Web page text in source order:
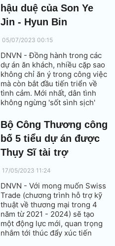
hậu duệ của Son Ye
Jin - Hyun Bin
05/07/2023 00:15
DNVN - Đồng hành trong các
dự án ăn khách, nhiều cặp sao
không chỉ ăn ý trong công việc
mà còn bắt đầu tiến triển về
tình cảm. Mới nhất, dân tình
không ngừng 'sốt sình sịch'
YoonA hẹn hò.
Bộ Công Thương công
bố 5 tiểu dự án được
Thụy Sĩ tài trợ
17/05/2023 11:24
DNVN - Với mong muốn Swiss
Trade (chương trình hỗ trợ kỹ
thuật về thương mại trong 4
năm từ 2021 - 2024) sẽ tạo
một động lực mới, quan trọng
nhắm tới thúc đẩy xúc tiến